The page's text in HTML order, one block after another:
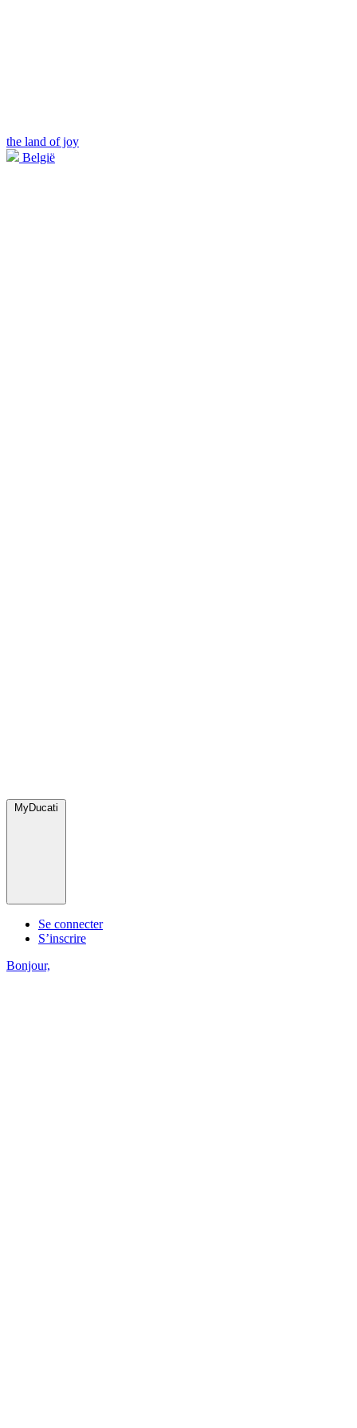
the land of joy
België
MyDucati
Se connecter
S’inscrire
Bonjour,